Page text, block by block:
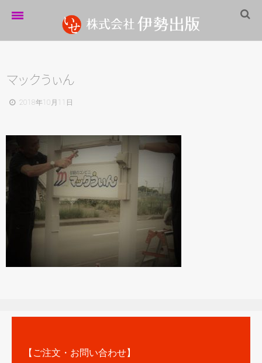
伊勢出版だより
営業案内
採用情報
パートナーシップ
お問い合わせ
マッ クう ぃん
2018年10月11日
【ご注文・お問い合わせ】